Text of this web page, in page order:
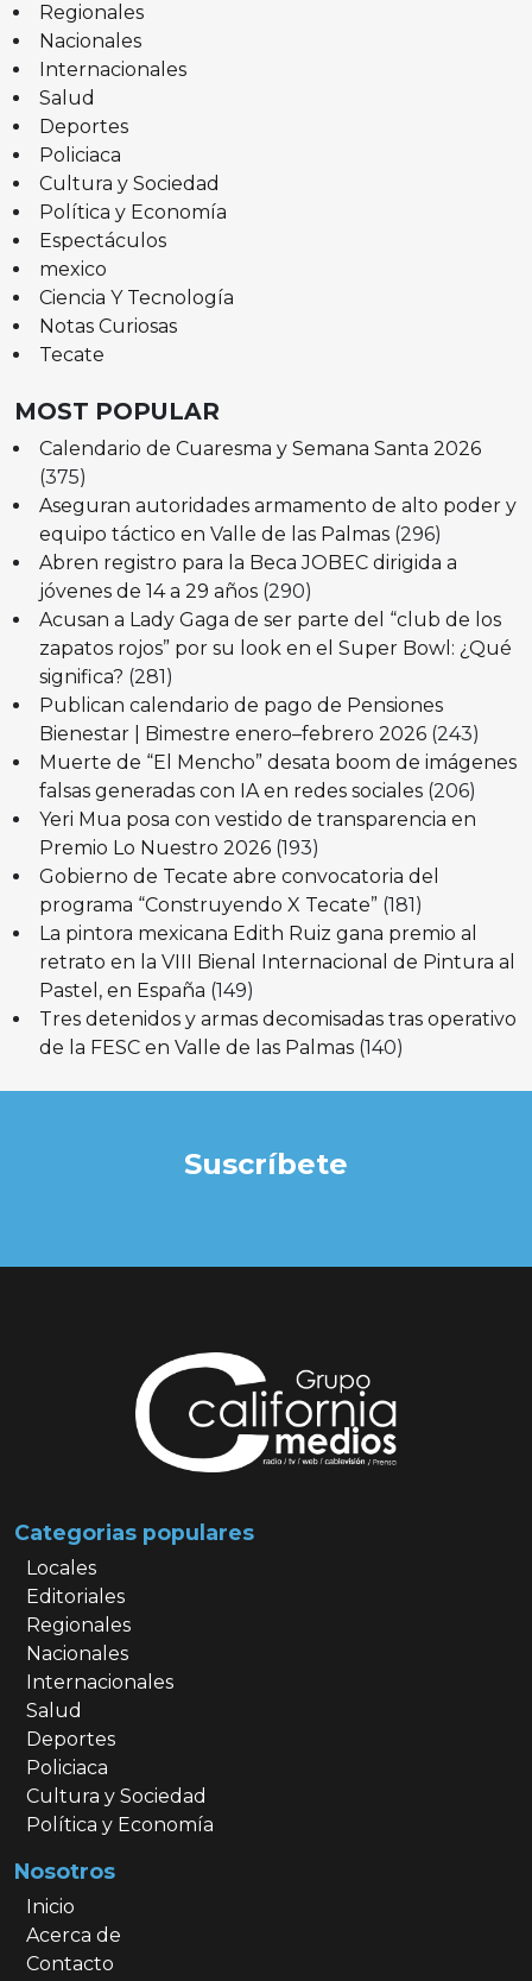
Regionales
Nacionales
Internacionales
Salud
Deportes
Policiaca
Cultura y Sociedad
Política y Economía
Espectáculos
mexico
Ciencia Y Tecnología
Notas Curiosas
Tecate
MOST POPULAR
Calendario de Cuaresma y Semana Santa 2026
(375)
Aseguran autoridades armamento de alto poder y
equipo táctico en Valle de las Palmas (296)
Abren registro para la Beca JOBEC dirigida a
jóvenes de 14 a 29 años (290)
Acusan a Lady Gaga de ser parte del “club de los
zapatos rojos” por su look en el Super Bowl: ¿Qué
significa? (281)
Publican calendario de pago de Pensiones
Bienestar | Bimestre enero–febrero 2026 (243)
Muerte de “El Mencho” desata boom de imágenes
falsas generadas con IA en redes sociales (206)
Yeri Mua posa con vestido de transparencia en
Premio Lo Nuestro 2026 (193)
Gobierno de Tecate abre convocatoria del
programa “Construyendo X Tecate” (181)
La pintora mexicana Edith Ruiz gana premio al
retrato en la VIII Bienal Internacional de Pintura al
Pastel, en España (149)
Tres detenidos y armas decomisadas tras operativo
de la FESC en Valle de las Palmas (140)
Suscríbete
Categorias populares
Locales
Editoriales
Regionales
Nacionales
Internacionales
Salud
Deportes
Policiaca
Cultura y Sociedad
Política y Economía
Nosotros
Inicio
Acerca de
Contacto